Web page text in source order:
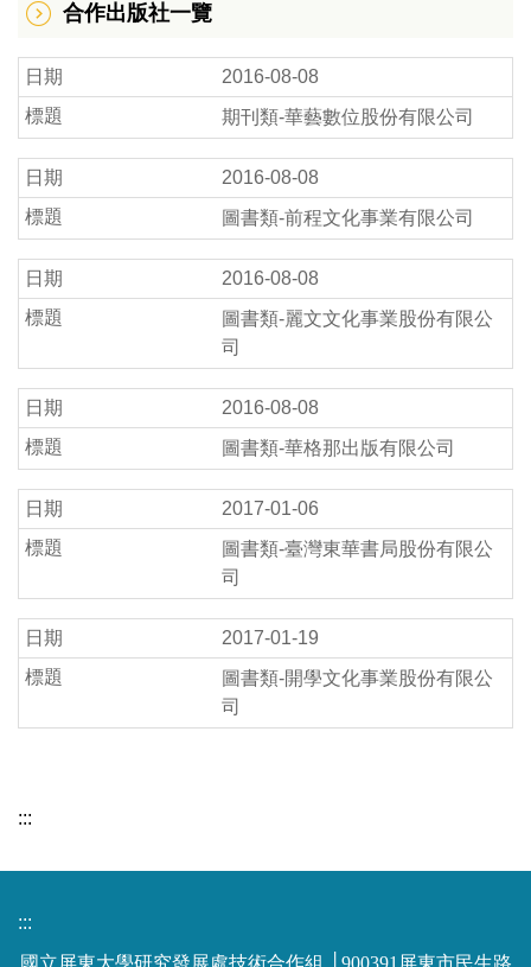
合作出版社一覽
2016-08-08
期刊類-華藝數位股份有限公司
2016-08-08
圖書類-前程文化事業有限公司
2016-08-08
圖書類-麗文文化事業股份有限公
司
2016-08-08
圖書類-華格那出版有限公司
2017-01-06
圖書類-臺灣東華書局股份有限公
司
2017-01-19
圖書類-開學文化事業股份有限公
司
:::
:::